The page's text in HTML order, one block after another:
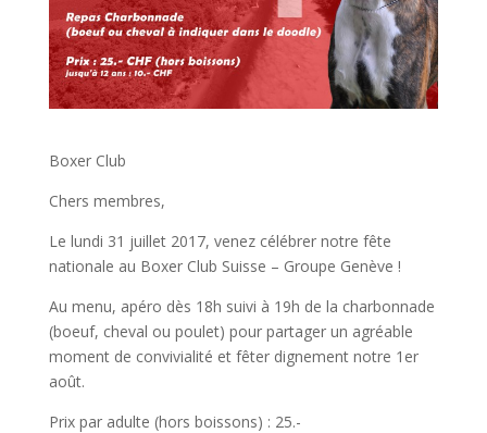
Boxer Club
Chers membres,
Le lundi 31 juillet 2017, venez célébrer notre fête
nationale au Boxer Club Suisse – Groupe Genève !
Au menu, apéro dès 18h suivi à 19h de la charbonnade
(boeuf, cheval ou poulet) pour partager un agréable
moment de convivialité et fêter dignement notre 1er
août.
Prix par adulte (hors boissons) : 25.-